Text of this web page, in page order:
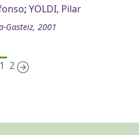
; YOLDI, Pilar
Gasteiz, 2001
1 2